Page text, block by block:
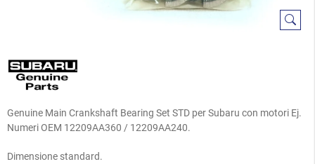
Genuine Main Crankshaft Bearing Set STD per Subaru con motori Ej.
Numeri OEM 12209AA360 / 12209AA240.
Dimensione standard.